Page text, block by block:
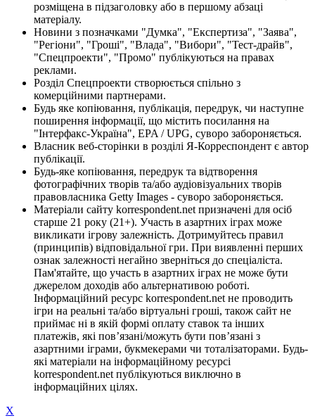
розміщена в підзаголовку або в першому абзаці
матеріалу.
Новини з позначками "Думка", "Експертиза", "Заява",
"Регіони", "Гроші", "Влада", "Вибори", "Тест-драйв",
"Спецпроекти", "Промо" публікуються на правах
реклами.
Розділ Спецпроекти створюється спільно з
комерційними партнерами.
Будь яке копіювання, публікація, передрук, чи наступне
поширення інформації, що містить посилання на
"Інтерфакс-Україна", EPA / UPG, суворо забороняється.
Власник веб-сторінки в розділі Я-Корреспондент є автор
публікації.
Будь-яке копіювання, передрук та відтворення
фотографічних творів та/або аудіовізуальних творів
правовласника Getty Images - суворо забороняється.
Матеріали сайту korrespondent.net призначені для осіб
старше 21 року (21+). Участь в азартних іграх може
викликати ігрову залежність. Дотримуйтесь правил
(принципів) відповідальної гри. При виявленні перших
ознак залежності негайно зверніться до спеціаліста.
Пам'ятайте, що участь в азартних іграх не може бути
джерелом доходів або альтернативою роботі.
Інформаційний ресурс korrespondent.net не проводить
ігри на реальні та/або віртуальні гроші, також сайт не
приймає ні в якій формі оплату ставок та інших
платежів, які пов’язані/можуть бути пов’язані з
азартними іграми, букмекерами чи тоталізаторами. Будь-
які матеріали на інформаційному ресурсі
korrespondent.net публікуються виключно в
інформаційних цілях.
X